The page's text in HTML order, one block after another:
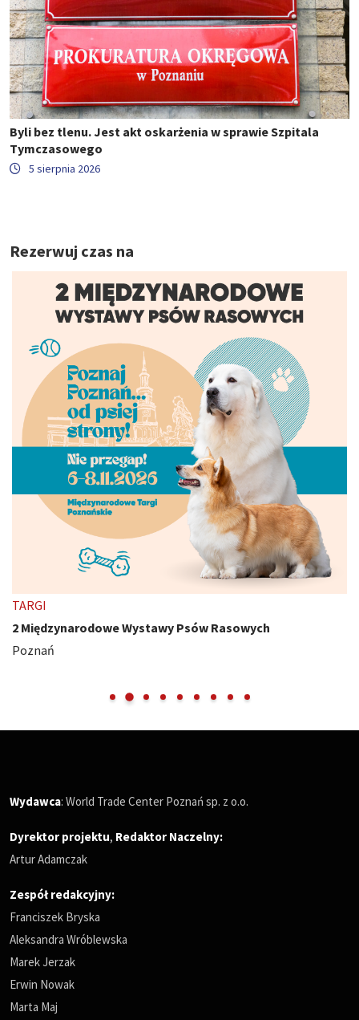
Byli bez tlenu. Jest akt oskarżenia w sprawie Szpitala
Tymczasowego
5 sierpnia 2026
Rezerwuj czas na
TARGI
2 Międzynarodowe Wystawy Psów Rasowych
Poznań
Wydawca: World Trade Center Poznań sp. z o.o.
Dyrektor projektu, Redaktor Naczelny:
Artur Adamczak
Zespół redakcyjny:
Franciszek Bryska
Aleksandra Wróblewska
Marek Jerzak
Erwin Nowak
Marta Maj